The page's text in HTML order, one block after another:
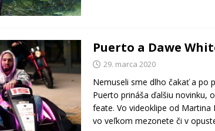
Puerto a Dawe
29. marca 2020
Nemuseli sme dlho čakať a po
Puerto prináša ďalšiu novinku,
feate. Vo videoklipe od Martina
vo veľkom mezonete či v